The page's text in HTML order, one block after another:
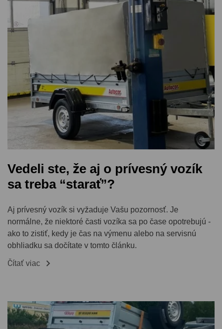
Vedeli ste, že aj o prívesný vozík
sa treba “starať”?
Aj prívesný vozík si vyžaduje Vašu pozornosť. Je
normálne, že niektoré časti vozíka sa po čase opotrebujú -
ako to zistiť, kedy je čas na výmenu alebo na servisnú
obhliadku sa dočítate v tomto článku.
Čítať viac 